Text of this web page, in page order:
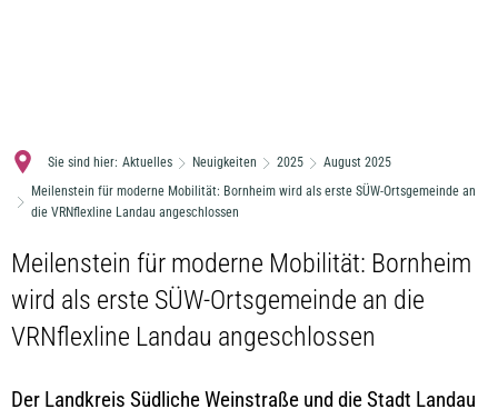
Sie sind hier: Aktuelles Neuigkeiten 2025
August 2025
Meilenstein für moderne Mobilität: Bornheim wird als erste SÜW-Ortsgemeinde an
die VRNflexline Landau angeschlossen
Meilenstein für moderne Mobilität: Bornheim
wird als erste SÜW-Ortsgemeinde an die
VRNflexline Landau angeschlossen
Der Landkreis Südliche Weinstraße und die Stadt Landau